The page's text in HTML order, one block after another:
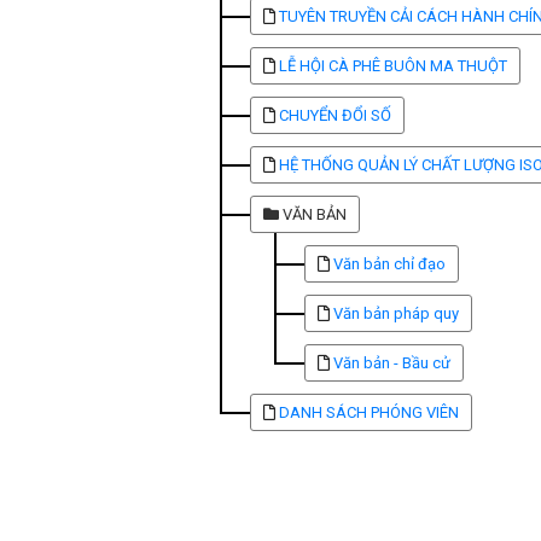
TUYÊN TRUYỀN CẢI CÁCH HÀNH
LỄ HỘI CÀ PHÊ BUÔN MA THUỘT
CHUYỂN ĐỔI SỐ
HỆ THỐNG QUẢN LÝ CHẤT LƯỢNG
VĂN BẢN
Văn bản chỉ đạo
Văn bản pháp quy
Văn bản - Bầu cử
DANH SÁCH PHÓNG VIÊN